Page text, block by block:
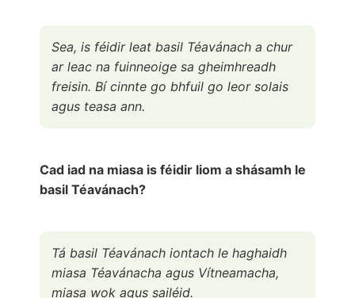
Sea, is féidir leat basil Téavánach a chur
ar leac na fuinneoige sa gheimhreadh
freisin. Bí cinnte go bhfuil go leor solais
agus teasa ann.
Cad iad na miasa is féidir liom a shásamh le
basil Téavánach?
Tá basil Téavánach iontach le haghaidh
miasa Téavánacha agus Vítneamacha,
miasa wok agus sailéid.